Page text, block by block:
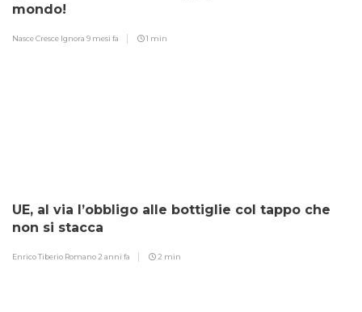
mondo!
Nasce Cresce Ignora 9 mesi fa 1 min
UE, al via l’obbligo alle bottiglie col tappo che
non si stacca
Enrico Tiberio Romano 2 anni fa 2 min